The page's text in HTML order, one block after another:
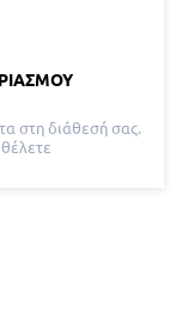
στη διάθεσή σας.